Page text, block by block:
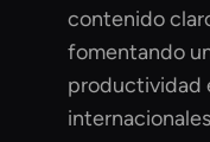
contenido
fomentando
productividad